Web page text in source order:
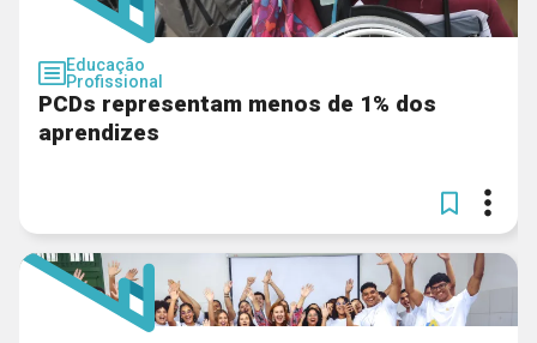
Educação
Profissional
PCDs representam menos de 1% dos
aprendizes